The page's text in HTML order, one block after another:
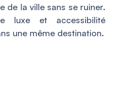
de la ville sans se ruiner.
luxe et accessibilité
une même destination.